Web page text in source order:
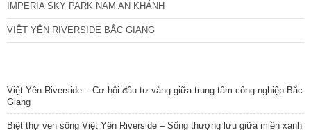
IMPERIA SKY PARK NAM AN KHÁNH
VIỆT YÊN RIVERSIDE BẮC GIANG
Việt Yên Riverside – Cơ hội đầu tư vàng giữa trung tâm công nghiệp Bắc
Giang
Biệt thự ven sông Việt Yên Riverside – Sống thượng lưu giữa miền xanh